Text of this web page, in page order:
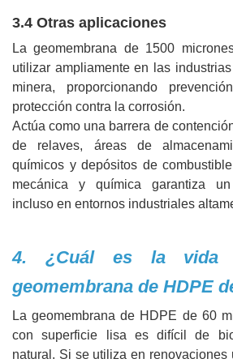
3.4 Otras aplicaciones
La geomembrana de 1500
utilizar ampliamente en las
minera, proporcionando
protección contra la corrosión.
Actúa como una barrera de
de relaves, áreas de
químicos y depósitos de
mecánica y química garantiza
incluso en entornos industriales
4. ¿Cuál es la vida
geomembrana de HDPE
La geomembrana de HDPE de 60
con superficie lisa es difícil de
natural. Si se utiliza en renovaciones